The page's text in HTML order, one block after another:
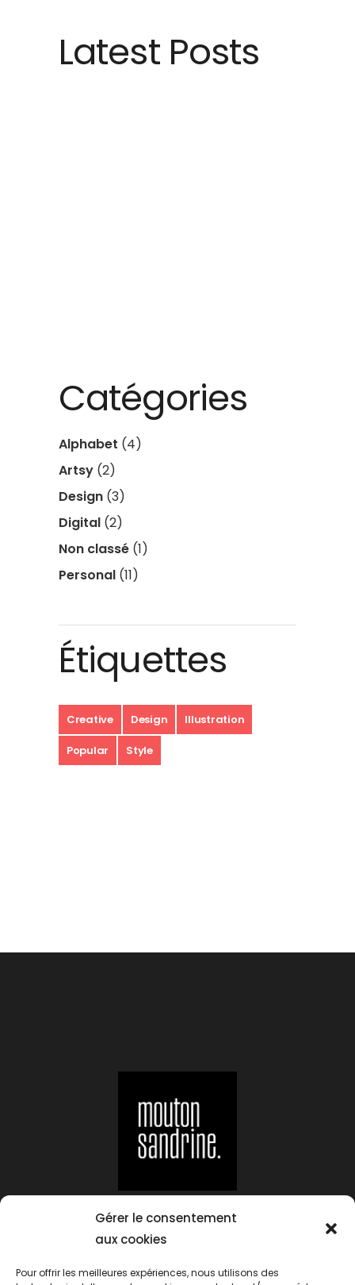
Gérer le consentement
aux cookies
Pour offrir les meilleures expériences, nous utilisons des
Latest Posts
Catégories
Alphabet (4)
Artsy (2)
Design (3)
Digital (2)
Non classé (1)
Personal (11)
Étiquettes
Creative Design Illustration
Popular Style
Suivez-moi sur :
Contact